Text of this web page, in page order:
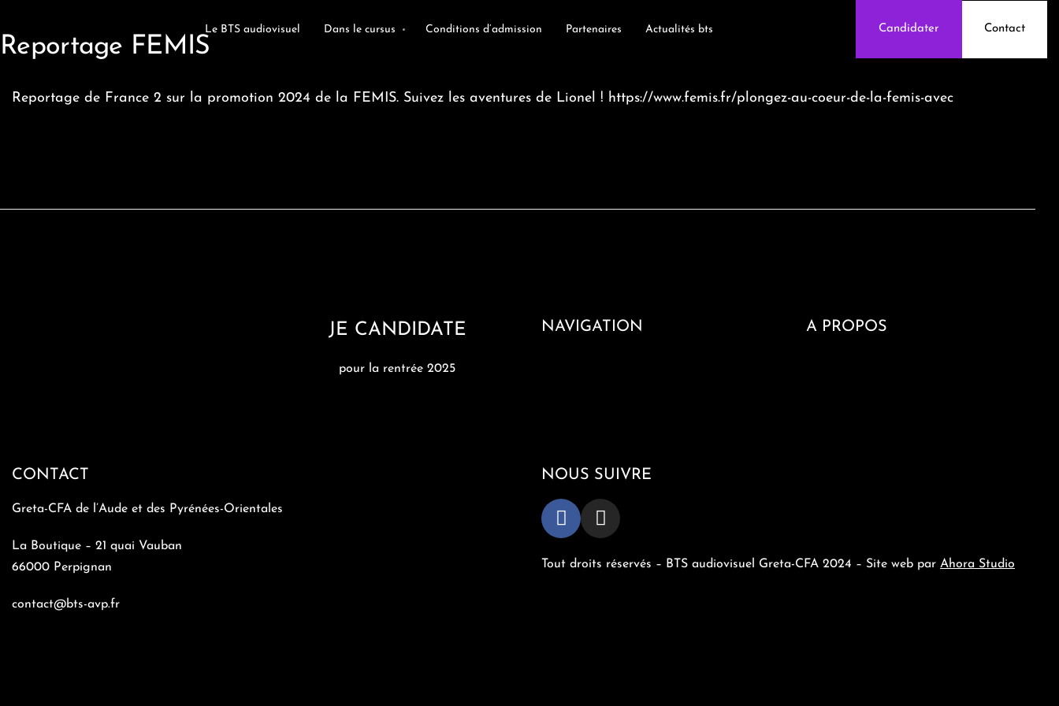
Le BTS audiovisuel Dans le cursus Conditions d’admission Partenaires Actualités bts Candidater Contact
Reportage FEMIS
Reportage de France 2 sur la promotion 2024 de la FEMIS. Suivez les aventures de Lionel ! https://www.femis.fr/plongez-au-coeur-de-la-femis-avec
JE CANDIDATE
pour la rentrée 2025
NAVIGATION A PROPOS
CONTACT
Greta-CFA de l’Aude et des Pyrénées-Orientales
La Boutique – 21 quai Vauban
66000 Perpignan
contact@bts-avp.fr
NOUS SUIVRE
Tout droits réservés – BTS audiovisuel Greta-CFA 2024 – Site web par Ahora Studio